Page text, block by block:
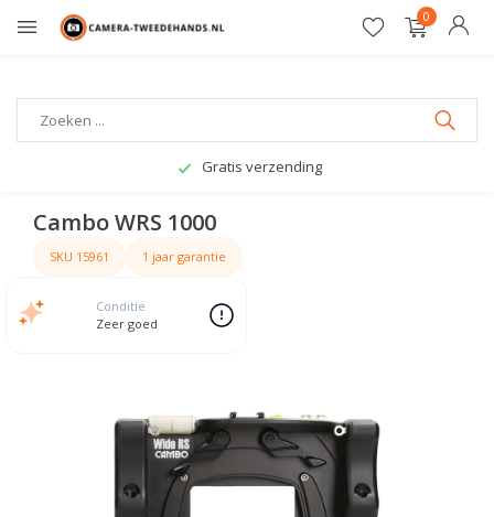
0
Gratis verzending
Cambo WRS 1000
SKU 15961 1 jaar garantie
Conditie
Zeer goed